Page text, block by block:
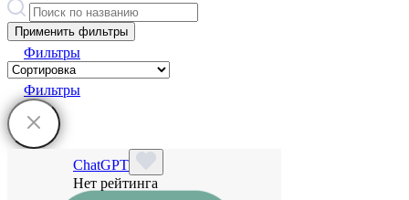
Применить фильтры
Фильтры
Фильтры
ChatGPT
Нет рейтинга